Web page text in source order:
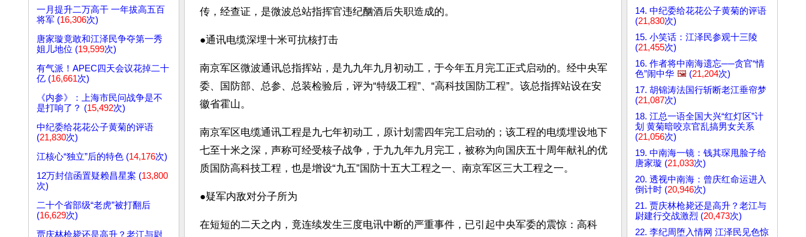
一月提升二万高干 一年拔高五百
将军 (16,306次)
唐家璇竟敢和江泽民争夺第一秀
姐儿地位 (19,599次)
有气派！APEC四天会议花掉二十
亿 (16,661次)
《内参》：上海市民问战争是不
是打响了？ (15,492次)
中纪委给花花公子黄菊的评语
(21,830次)
江核心“独立”后的特色 (14,176次)
12万封信函置疑赖昌星案 (13,800
次)
二十个省部级“老虎”被打翻后
(16,629次)
贾庆林枪毙还是高升？老江与尉
传，经查证，是微波总站指挥官违纪酗酒后失职造成的。
●通讯电缆深埋十米可抗核打击
南京军区微波通讯总指挥站，是九九年九月初动工，于今年五月完工正式启动的。经中央军
委、国防部、总参、总装检验后，评为“特级工程”、“高科技国防工程”。该总指挥站设在安
徽省霍山。
南京军区电缆通讯工程是九七年初动工，原计划需四年完工启动的；该工程的电缆埋设地下
七至十米之深，声称可经受核子战争，于九九年九月完工，被称为向国庆五十周年献礼的优
质国防高科技工程，也是增设“九五”国防十五大工程之一、南京军区三大工程之一。
●疑军内敌对分子所为
在短短的二天之内，竟连续发生三度电讯中断的严重事件，已引起中央军委的震惊：高科
14. 中纪委给花花公子黄菊的评语
(21,830次)
15. 小笑话：江泽民参观十三陵
(21,455次)
16. 作者将中南海遗忘──贪官“情
色”闹中华 🖼️ (21,204次)
17. 胡锦涛法国行斩断老江垂帘梦
(21,087次)
18. 江总一语全国大兴“红灯区”计
划 黄菊暗咬京官乱搞男女关系
(21,056次)
19. 中南海一镜：钱其琛甩脸子给
唐家璇 (21,033次)
20. 透视中南海：曾庆红命运进入
倒计时 (20,946次)
21. 贾庆林枪毙还是高升？老江与
尉建行交战激烈 (20,473次)
22. 李纪周堕入情网 江泽民见色惊